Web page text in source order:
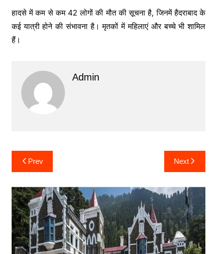
हादसे में कम से कम 42 लोगों की मौत की सूचना है, जिनमें हैदराबाद के
कई यात्री होने की संभावना है। मृतकों में महिलाएं और बच्चे भी शामिल
हैं।
Admin
Post
navigation
Prev Next